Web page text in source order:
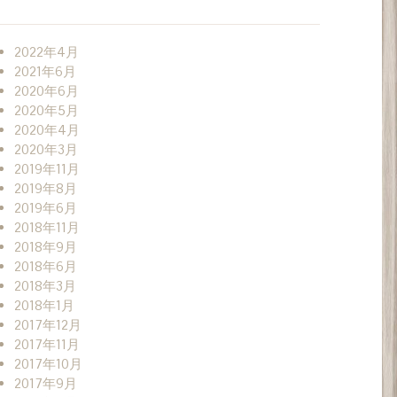
2022年4月
2021年6月
2020年6月
2020年5月
2020年4月
2020年3月
2019年11月
2019年8月
2019年6月
2018年11月
2018年9月
2018年6月
2018年3月
2018年1月
2017年12月
2017年11月
2017年10月
2017年9月